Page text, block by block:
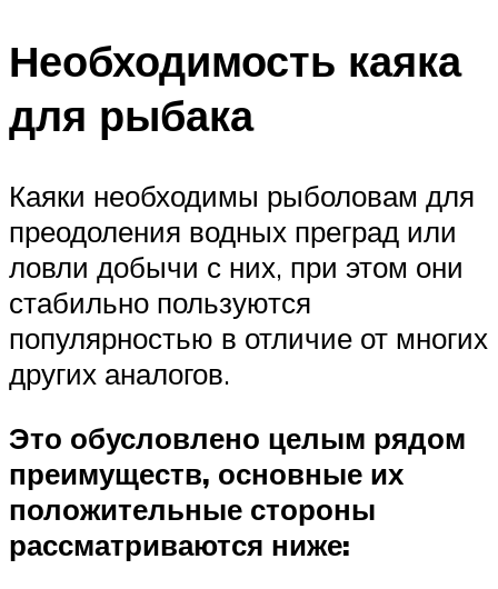
Необходимость каяка
для рыбака
Каяки необходимы рыболовам для
преодоления водных преград или
ловли добычи с них, при этом они
стабильно пользуются
популярностью в отличие от многих
других аналогов.
Это обусловлено целым рядом
преимуществ, основные их
положительные стороны
рассматриваются ниже: